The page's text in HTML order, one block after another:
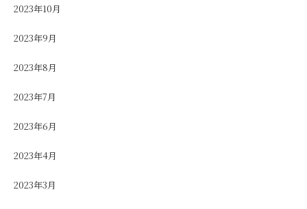
2023年10月
2023年9月
2023年8月
2023年7月
2023年6月
2023年4月
2023年3月